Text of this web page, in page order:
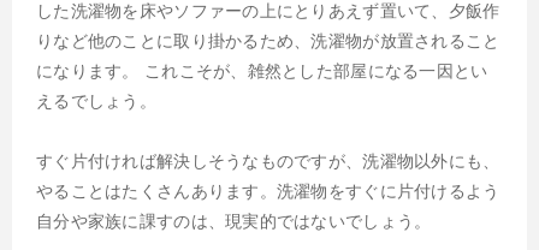
した洗濯物を床やソファーの上にとりあえず置いて、夕飯作
りなど他のことに取り掛かるため、洗濯物が放置されること
になります。 これこそが、雑然とした部屋になる一因とい
えるでしょう。
すぐ片付ければ解決しそうなものですが、洗濯物以外にも、
やることはたくさんあります。洗濯物をすぐに片付けるよう
自分や家族に課すのは、現実的ではないでしょう。